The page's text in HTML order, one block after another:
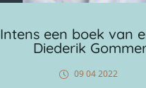
Intens een boek van
Diederik
09 04 2022